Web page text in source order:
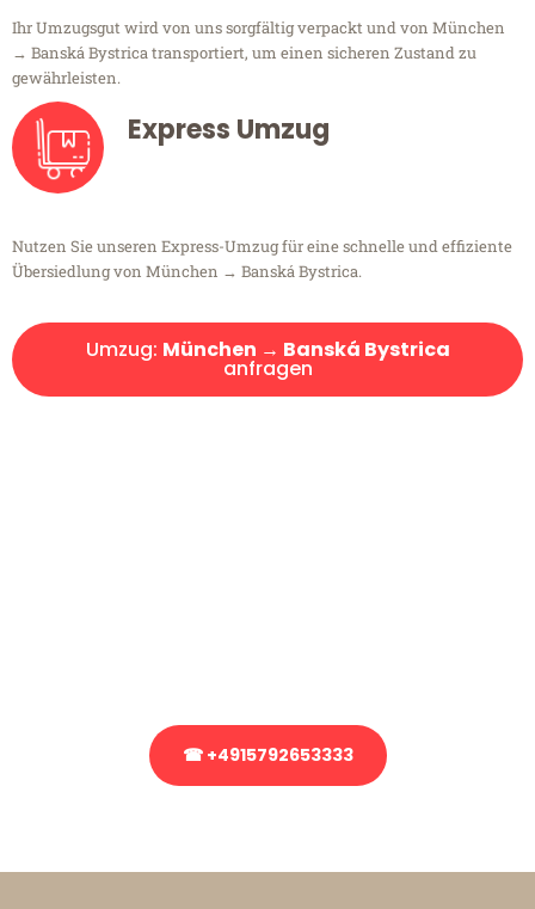
Ihr Umzugsgut wird von uns sorgfältig verpackt und von München
→ Banská Bystrica transportiert, um einen sicheren Zustand zu
gewährleisten.
Express Umzug
Nutzen Sie unseren Express-Umzug für eine schnelle und effiziente
Übersiedlung von München → Banská Bystrica.
Umzug: München → Banská Bystrica
anfragen
☎ +4915792653333